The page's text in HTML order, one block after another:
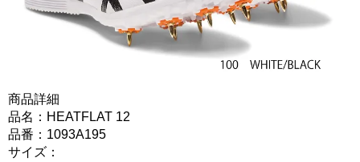
商品詳細
品名：HEATFLAT 12
品番：1093A195
サイズ：